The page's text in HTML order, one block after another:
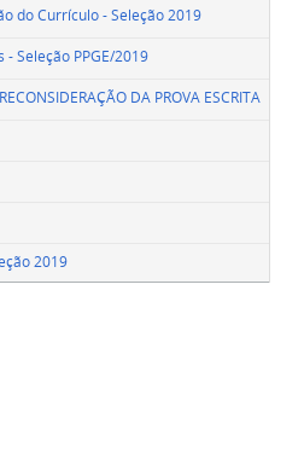
do Currículo - Seleção 2019
Seleção PPGE/2019
DA PROVA ESCRITA
2019